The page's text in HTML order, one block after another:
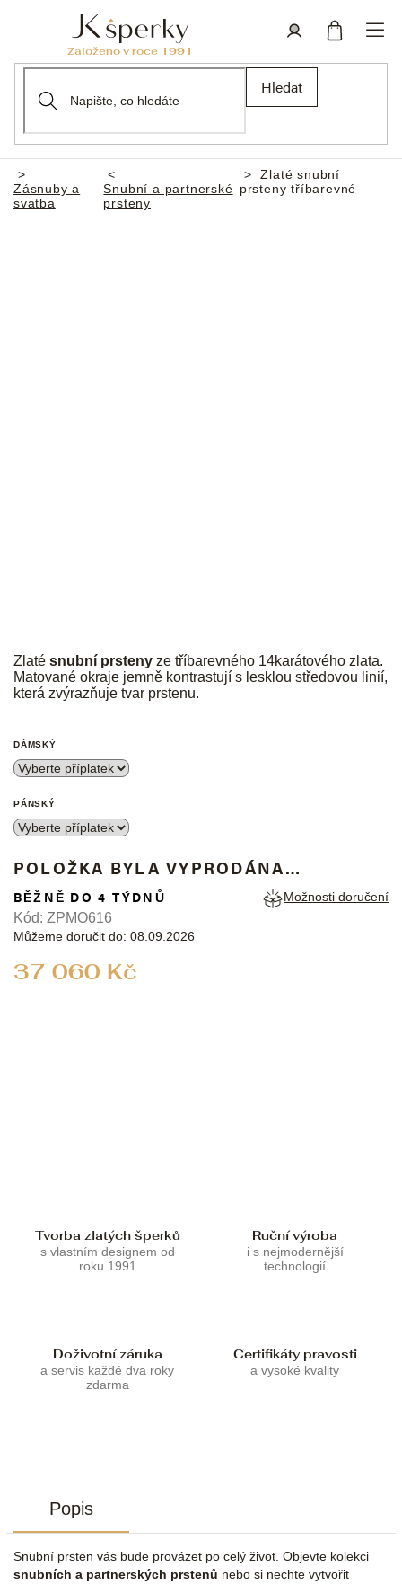
Hledat
Domů
Zásnuby a
svatba
Snubní a partnerské
prsteny
Zlaté snubní
prsteny tříbarevné
Zlaté snubní prsteny ze tříbarevného 14karátového zlata.
Matované okraje jemně kontrastují s lesklou středovou linií,
která zvýrazňuje tvar prstenu.
DÁMSKÝ
PÁNSKÝ
POLOŽKA BYLA VYPRODÁNA…
37 060 Kč
BĚŽNĚ DO 4 TÝDNŮ
Můžeme doručit do: 08.09.2026
Možnosti doručení
Kód: ZPMO616
Tvorba zlatých šperků
s vlastním designem od
roku 1991
Ruční výroba
i s nejmodernější
technologií
Doživotní záruka
a servis každé dva roky
zdarma
Certifikáty pravosti
a vysoké kvality
Popis
Snubní prsten vás bude provázet po celý život. Objevte kolekci
snubních a partnerských prstenů nebo si nechte vytvořit